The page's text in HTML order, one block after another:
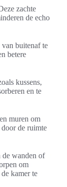
zachte
de echo
buitenaf te
betere
kussens,
en te
muren om
de ruimte
de wanden of
om
kamer te